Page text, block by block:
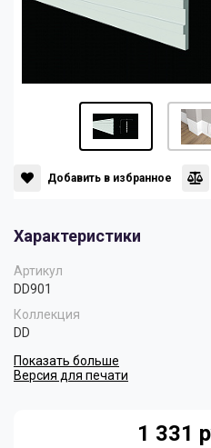
Панели
Плинтусы
Мрамор
Султан
Добавить в избранное
Характеристики
Артикул
DD901
Коллекция
DD
Показать больше
Версия для печати
1 331